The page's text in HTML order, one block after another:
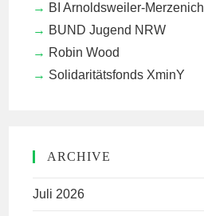
BI Arnoldsweiler-Merzenich
BUND Jugend NRW
Robin Wood
Solidaritätsfonds XminY
ARCHIVE
Juli 2026